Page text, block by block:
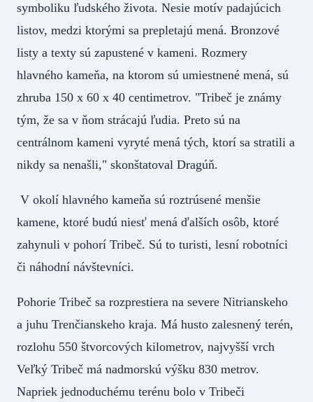
symboliku ľudského života. Nesie motív padajúcich
listov, medzi ktorými sa prepletajú mená. Bronzové
listy a texty sú zapustené v kameni. Rozmery
hlavného kameňa, na ktorom sú umiestnené mená, sú
zhruba 150 x 60 x 40 centimetrov. "Tribeč je známy
tým, že sa v ňom strácajú ľudia. Preto sú na
centrálnom kameni vyryté mená tých, ktorí sa stratili a
nikdy sa nenašli," skonštatoval Dragúň.
V okolí hlavného kameňa sú roztrúsené menšie
kamene, ktoré budú niesť mená ďalších osôb, ktoré
zahynuli v pohorí Tribeč. Sú to turisti, lesní robotníci
či náhodní návštevníci.
Pohorie Tribeč sa rozprestiera na severe Nitrianskeho
a juhu Trenčianskeho kraja. Má husto zalesnený terén,
rozlohu 550 štvorcových kilometrov, najvyšší vrch
Veľký Tribeč má nadmorskú výšku 830 metrov.
Napriek jednoduchému terénu bolo v Tribeči